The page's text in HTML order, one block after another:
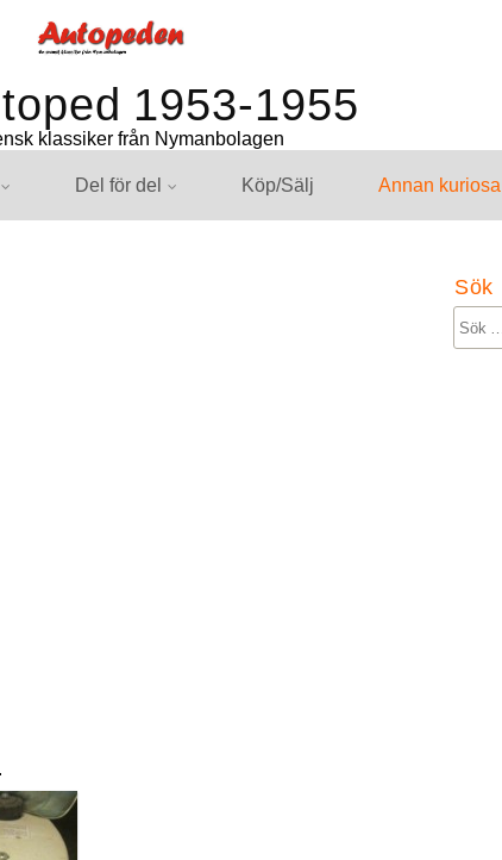
1953-1955
klassiker från Nymanbolagen
Del för del Köp/Sälj Annan kuriosa
Sök